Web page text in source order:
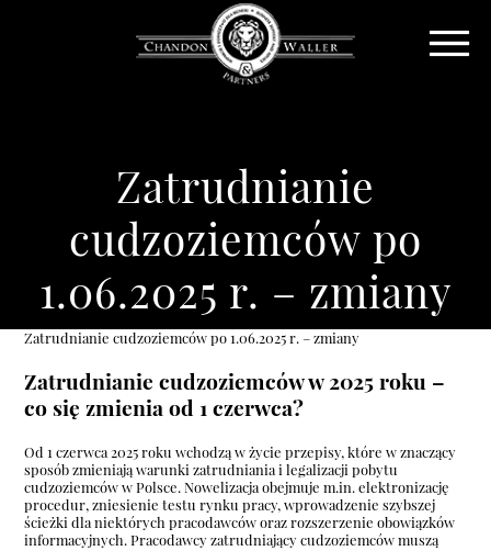
Zatrudnianie
cudzoziemców po
1.06.2025 r. – zmiany
Zatrudnianie cudzoziemców po 1.06.2025 r. – zmiany
Zatrudnianie cudzoziemców w 2025 roku –
co się zmienia od 1 czerwca?
Od 1 czerwca 2025 roku wchodzą w życie przepisy, które w znaczący
sposób zmieniają warunki zatrudniania i legalizacji pobytu
cudzoziemców w Polsce. Nowelizacja obejmuje m.in. elektronizację
procedur, zniesienie testu rynku pracy, wprowadzenie szybszej
ścieżki dla niektórych pracodawców oraz rozszerzenie obowiązków
informacyjnych. Pracodawcy zatrudniający cudzoziemców muszą